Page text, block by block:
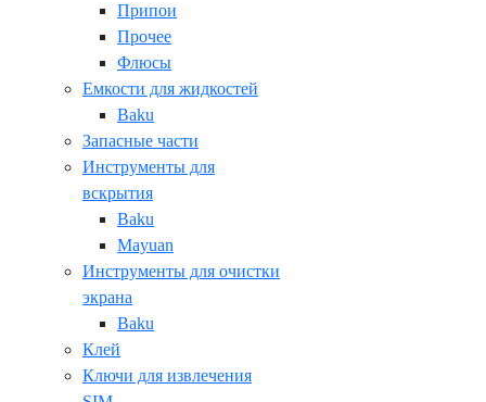
Припои
Прочее
Флюсы
Емкости для жидкостей
Baku
Запасные части
Инструменты для
вскрытия
Baku
Mayuan
Инструменты для очистки
экрана
Baku
Клей
Ключи для извлечения